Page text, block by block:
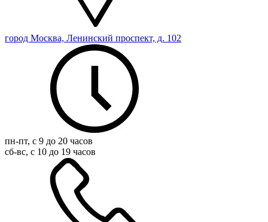
город Москва, Ленинский проспект, д. 102
пн-пт, с 9 до 20 часов
сб-вс, с 10 до 19 часов